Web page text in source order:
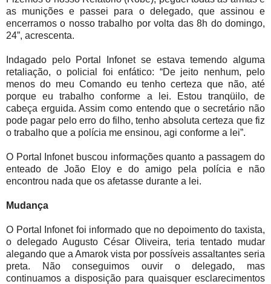
as munições e passei para o delegado, que assinou e
encerramos o nosso trabalho por volta das 8h do domingo,
24”, acrescenta.
Indagado pelo Portal Infonet se estava temendo alguma
retaliação, o policial foi enfático: “De jeito nenhum, pelo
menos do meu Comando eu tenho certeza que não, até
porque eu trabalho conforme a lei. Estou tranqüilo, de
cabeça erguida. Assim como entendo que o secretário não
pode pagar pelo erro do filho, tenho absoluta certeza que fiz
o trabalho que a polícia me ensinou, agi conforme a lei”.
O Portal Infonet buscou informações quanto a passagem do
enteado de João Eloy e do amigo pela polícia e não
encontrou nada que os afetasse durante a lei.
Mudança
O Portal Infonet foi informado que no depoimento do taxista,
o delegado Augusto César Oliveira, teria tentado mudar
alegando que a Amarok vista por possíveis assaltantes seria
preta. Não conseguimos ouvir o delegado, mas
continuamos a disposição para quaisquer esclarecimentos